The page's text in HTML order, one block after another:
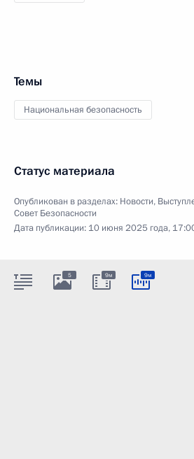
Темы
Национальная безопасность
Статус материала
Опубликован в разделах: Новости,
Совет Безопасности
Дата публикации: 10 июня 2025 года,
5 9м 9м